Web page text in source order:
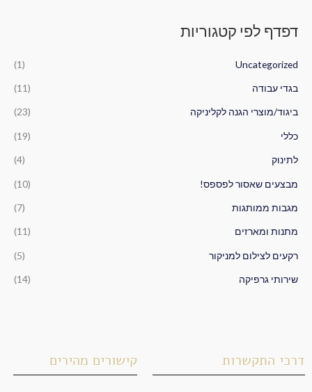
ו
ע
ב
:
דפדף לפי קטגוריות
Uncategorized
(1)
בגדי עבודה (11)
ביגוד/מוצרי הגנה לקליניקה (23)
כללי (19)
לתינוק (4)
מבצעים שאסור לפספס! (10)
מגבות ממותגות (7)
מתנות ומארזים (11)
רקעים לצילום למניקור (5)
שירותי גרפיקה (14)
דרכי התקשרות קישורים מהירים